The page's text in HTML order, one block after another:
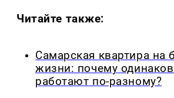
Читайте также:
Самарская квартира на
жизни: почему
работают по-разному?